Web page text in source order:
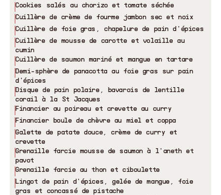
Cookies salés au chorizo et tomate séchée
Cuillère de crème de fourme jambon sec et noix
Cuillère de foie gras, chapelure de pain d'épices
Cuillère de mousse de carotte et volaille au
cumin
Cuillère de saumon mariné et mangue en tartare
Demi-sphère de panacotta au foie gras sur pain
d'épices
Disque de pain polaire, bavarois de lentille
corail à la St Jacques
Financier au poireau et crevette au curry
Financier boule de chèvre au miel et coppa
Galette de patate douce, crème de curry et
crevette
Grenaille farcie mousse de saumon à l'aneth et
pavot
Grenaille farcie au thon et ciboulette
Lingot de pain d'épices, gelée de mangue, foie
gras et concassé de pistache